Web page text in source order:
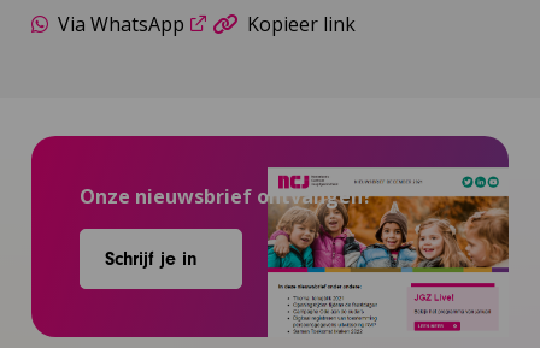
Via WhatsApp
Kopieer link
Onze nieuwsbrief ontvangen?
Schrijf je in